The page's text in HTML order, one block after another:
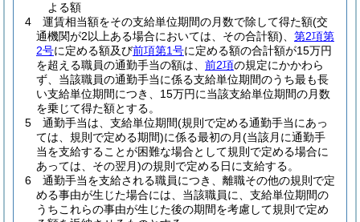
よる額
4
運賃相当額をその支給単位期間の月数で除して得た額(交
通機関が2以上ある場合においては、その合計額)
第2項第
2号に定める額及び前項第1号に定める額の合計額が15万円
を超える職員の通勤手当の額は、 前2項の規定にかかわら
ず、当該職員の通勤手当に係る支給単位期間のうち最も長
い支給単位期間につき、15万円に当該支給単位期間の月数
を乗じて得た額とする。
5
通勤手当は、支給単位期間(規則で定める通勤手当にあっ
ては、規則で定める期間)に係る最初の月(当該月に通勤手
当を支給することが困難な場合として規則で定める場合に
あっては、その翌月)の規則で定める日に支給する。
6
通勤手当を支給される職員につき、離職その他の規則で定
める事由が生じた場合には、当該職員に、支給単位期間の
うちこれらの事由が生じた後の期間を考慮して規則で定め